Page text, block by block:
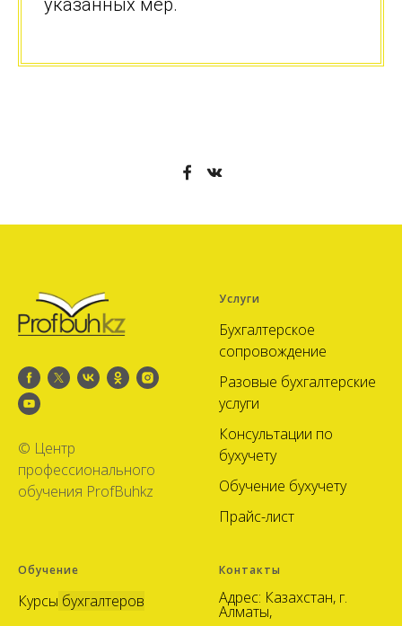
указанных мер.
© Центр
профессионального
обучения ProfBuhkz
Услуги
Бухгалтерское
сопровождение
Разовые бухгалтерские
услуги
Консультации по
бухучету
Обучение бухучету
Прайс-лист
Обучение
Курсы бухгалтеров
Контакты
Адрес: Казахстан, г.
Алматы,